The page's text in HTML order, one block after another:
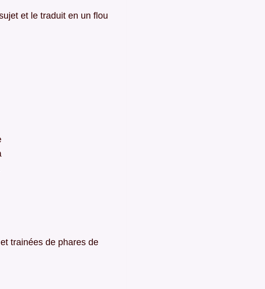
et le traduit en un flou
trainées de phares de